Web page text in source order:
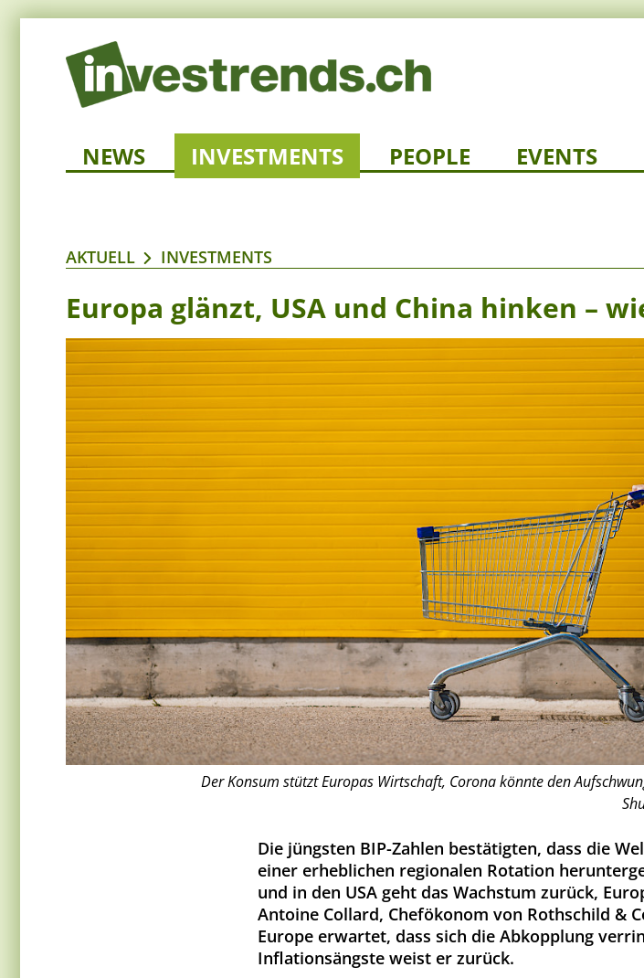
NEWS INVESTMENTS PEOPLE EVENTS
AKTUELL INVESTMENTS
Europa glänzt, USA und China hinken –
Der Konsum stützt Europas Wirtschaft, Corona könnte den
Die jüngsten BIP-Zahlen bestätigten, dass die
einer erheblichen regionalen Rotation
und in den USA geht das Wachstum zurück,
Antoine Collard, Chefökonom von Rothschild &
Europe erwartet, dass sich die Abkopplung
Inflationsängste weist er zurück.